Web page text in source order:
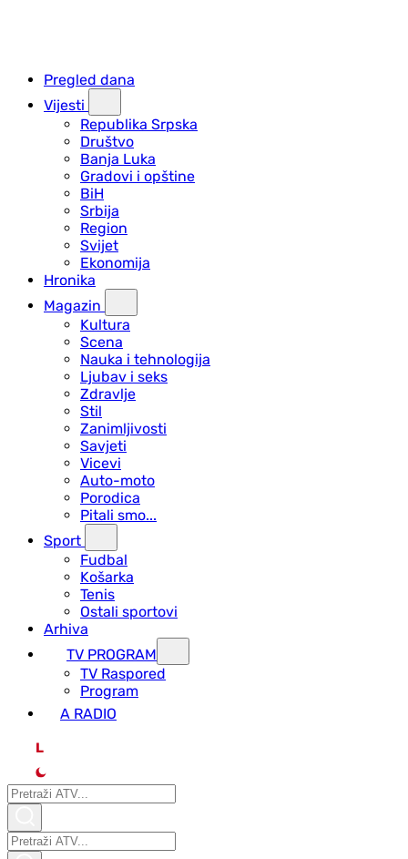
Pregled dana
Vijesti
Republika Srpska
Društvo
Banja Luka
Gradovi i opštine
BiH
Srbija
Region
Svijet
Ekonomija
Hronika
Magazin
Kultura
Scena
Nauka i tehnologija
Ljubav i seks
Zdravlje
Stil
Zanimljivosti
Savjeti
Vicevi
Auto-moto
Porodica
Pitali smo...
Sport
Fudbal
Košarka
Tenis
Ostali sportovi
Arhiva
TV PROGRAM
ТV Raspored
Program
A RADIO
L